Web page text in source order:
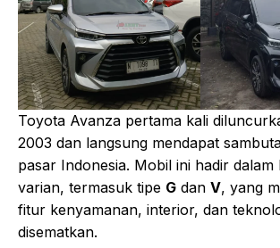
Toyota Avanza pertama kali
2003 dan langsung mendapat
pasar Indonesia. Mobil ini hadir dalam
varian, termasuk tipe G dan V, yang
fitur kenyamanan, interior, dan
disematkan.